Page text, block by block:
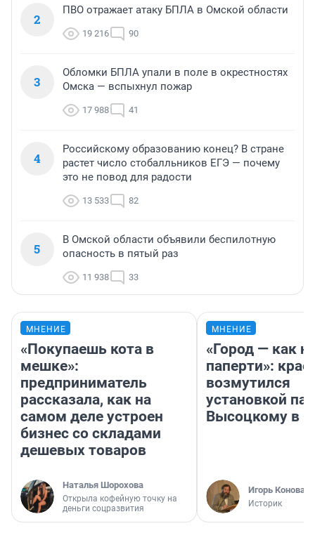
2
ПВО отражает атаку БПЛА в Омской области
19 216 90
3
Обломки БПЛА упали в поле в окрестностях
Омска — вспыхнул пожар
17 988 41
4
Российскому образованию конец? В стране
растет число стобалльников ЕГЭ — почему
это не повод для радости
13 533 82
5
В Омской области объявили беспилотную
опасность в пятый раз
11 938 33
МНЕНИЕ
«Покупаешь кота в
мешке»:
предприниматель
рассказала, как на
самом деле устроен
бизнес со складами
дешевых товаров
Наталья Шорохова
Открыла кофейную точку на
деньги соцразвития
МНЕНИЕ
«Город — как
паперти»:
возмутился
установкой
Высоцкому в
Игорь
Историк